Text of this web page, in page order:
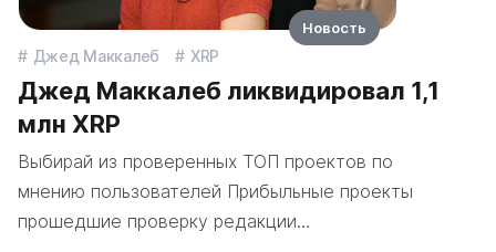
Джед Маккалеб XRP
Джед Маккалеб ликвидировал 1,1
млн XRP
Выбирай из проверенных ТОП проектов по
мнению пользователей Прибыльные проекты
прошедшие проверку редакции…
Новость